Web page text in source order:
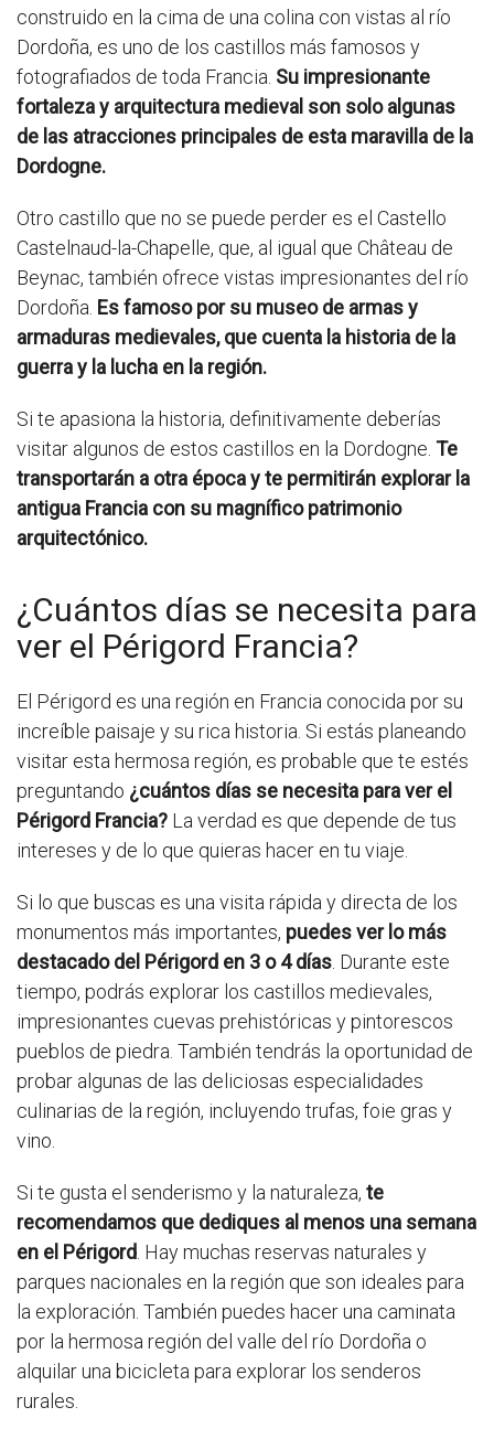
construido en la cima de una colina con vistas al río
Dordoña, es uno de los castillos más famosos y
fotografiados de toda Francia. Su impresionante
fortaleza y arquitectura medieval son solo algunas
de las atracciones principales de esta maravilla de la
Dordogne.
Otro castillo que no se puede perder es el Castello
Castelnaud-la-Chapelle, que, al igual que Château de
Beynac, también ofrece vistas impresionantes del río
Dordoña. Es famoso por su museo de armas y
armaduras medievales, que cuenta la historia de la
guerra y la lucha en la región.
Si te apasiona la historia, definitivamente deberías
visitar algunos de estos castillos en la Dordogne. Te
transportarán a otra época y te permitirán explorar la
antigua Francia con su magnífico patrimonio
arquitectónico.
¿Cuántos días se necesita para
ver el Périgord Francia?
El Périgord es una región en Francia conocida por su
increíble paisaje y su rica historia. Si estás planeando
visitar esta hermosa región, es probable que te estés
preguntando ¿cuántos días se necesita para ver el
Périgord Francia? La verdad es que depende de tus
intereses y de lo que quieras hacer en tu viaje.
Si lo que buscas es una visita rápida y directa de los
monumentos más importantes, puedes ver lo más
destacado del Périgord en 3 o 4 días . Durante este
tiempo, podrás explorar los castillos medievales,
impresionantes cuevas prehistóricas y pintorescos
pueblos de piedra. También tendrás la oportunidad de
probar algunas de las deliciosas especialidades
culinarias de la región, incluyendo trufas, foie gras y
vino.
Si te gusta el senderismo y la naturaleza, te
recomendamos que dediques al menos una semana
en el Périgord . Hay muchas reservas naturales y
parques nacionales en la región que son ideales para
la exploración. También puedes hacer una caminata
por la hermosa región del valle del río Dordoña o
alquilar una bicicleta para explorar los senderos
rurales.